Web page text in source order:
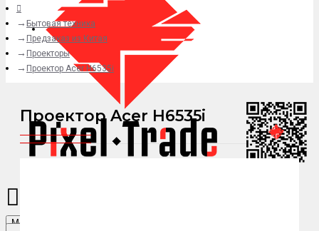
+7 (495) 015-41-41
Menu
Бытовая техника
Предзаказ из Китая
Проекторы
Проектор Acer H6535i
Проектор Acer H6535i